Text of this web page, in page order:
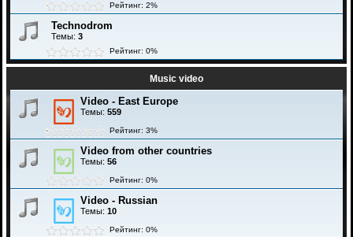
Рейтинг: 2%
Technodrom
Темы: 3
Рейтинг: 0%
Music video
Video - East Europe
Темы: 559
Рейтинг: 3%
Video from other countries
Темы: 56
Рейтинг: 0%
Video - Russian
Темы: 10
Рейтинг: 0%